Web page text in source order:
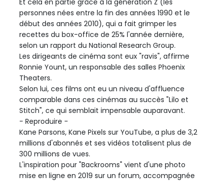
personnes nées entre la fin des années 1990 et le
début des années 2010), qui a fait grimper les
recettes du box-office de 25% l'année dernière,
selon un rapport du National Research Group.
Les dirigeants de cinéma sont eux "ravis", affirme
Ronnie Yount, un responsable des salles Phoenix
Theaters.
Selon lui, ces films ont eu un niveau d'affluence
comparable dans ces cinémas au succès "Lilo et
Stitch", ce qui semblait impensable auparavant.
- Reproduire -
Kane Parsons, Kane Pixels sur YouTube, a plus de 3,2
millions d'abonnés et ses vidéos totalisent plus de
300 millions de vues.
L'inspiration pour "Backrooms" vient d'une photo
mise en ligne en 2019 sur un forum, accompagnée